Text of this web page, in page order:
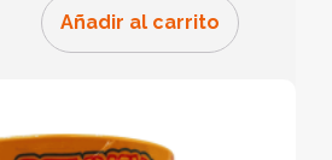
Añadir al carrito